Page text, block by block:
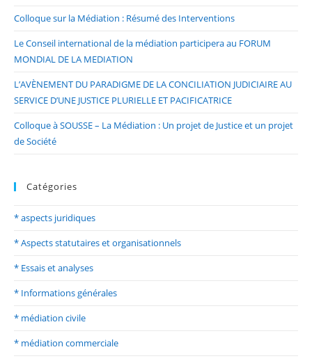
Colloque sur la Médiation : Résumé des Interventions
Le Conseil international de la médiation participera au FORUM
MONDIAL DE LA MEDIATION
L’AVÈNEMENT DU PARADIGME DE LA CONCILIATION JUDICIAIRE AU
SERVICE D’UNE JUSTICE PLURIELLE ET PACIFICATRICE
Colloque à SOUSSE – La Médiation : Un projet de Justice et un projet
de Société
Catégories
* aspects juridiques
* Aspects statutaires et organisationnels
* Essais et analyses
* Informations générales
* médiation civile
* médiation commerciale